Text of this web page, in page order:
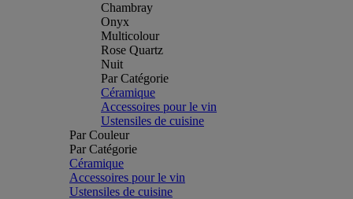
Chambray
Onyx
Multicolour
Rose Quartz
Nuit
Par Catégorie
Céramique
Accessoires pour le vin
Ustensiles de cuisine
Par Couleur
Par Catégorie
Céramique
Accessoires pour le vin
Ustensiles de cuisine